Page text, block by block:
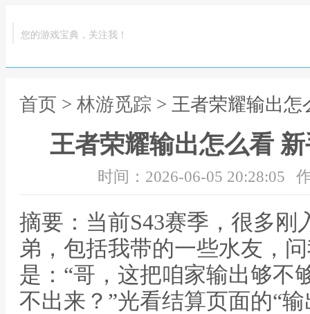
您的游戏宝典，关注我！
首页 > 林游觅踪 > 王者荣耀输出
王者荣耀输出怎么看
时间：2026-06-05 20:28:05
摘要：当前S43赛季，很多刚
弟，包括我带的一些水友，
是：“哥，这把咱家输出够不
不出来？”光看结算页面的“